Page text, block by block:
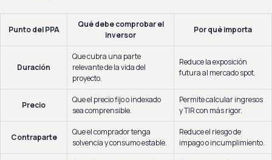
Punto del PPA
Qué debe comprobar el
inversor
Por qué importa
Duración
Que cubra una parte
relevante de la vida del
proyecto.
Reduce la exposición
futura al mercado spot.
Precio
Que el precio fijo o indexado
sea comprensible.
Permite calcular ingresos
y TIR con más rigor.
Contraparte
Que el comprador tenga
solvencia y consumo estable.
Reduce el riesgo de
impago o incumplimiento.